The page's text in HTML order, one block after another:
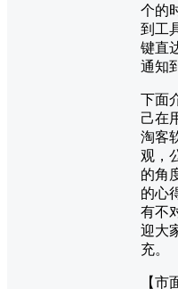
个的
到工
键直
通知
下面
己在
淘客
观，
的角
的心
有不
迎大
充。
【市